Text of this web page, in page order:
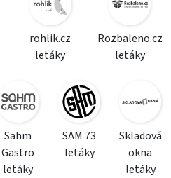
rohlik.cz
letáky
Rozbaleno.cz
letáky
Sahm
Gastro
letáky
SAM 73
letáky
Skladová
okna
letáky